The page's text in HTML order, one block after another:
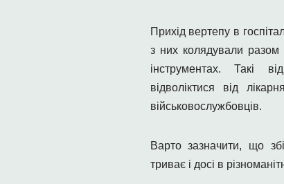
Прихід вертепу в
з них колядували разом
інструментах. Такі
відволіктися від
військовослужбовців.
Варто зазначити, що
триває і досі в